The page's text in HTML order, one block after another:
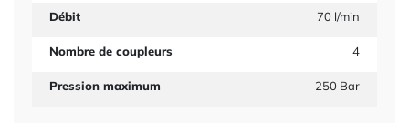
Débit 70 l/min
Nombre de coupleurs 4
Pression maximum 250 Bar